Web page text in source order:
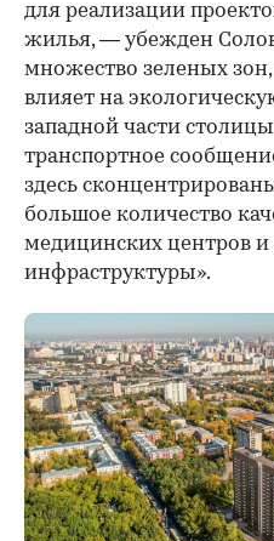
для реализации
жилья, — убежден
множество зеленых
влияет на
западной части
транспортное
здесь
большое количество
медицинских центров и
инфраструктуры».